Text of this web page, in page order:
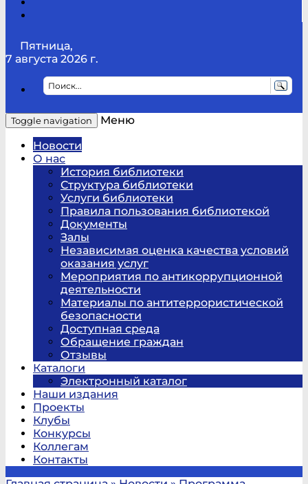
Пятница,
7 августа 2026 г.
Toggle navigation
Меню
Новости
О нас
История библиотеки
Структура библиотеки
Услуги библиотеки
Правила пользования библиотекой
Документы
Залы
Независимая оценка качества условий
оказания услуг
Мероприятия по антикоррупционной
деятельности
Материалы по антитеррористической
безопасности
Доступная среда
Обращение граждан
Отзывы
Каталоги
Электронный каталог
Наши издания
Проекты
Клубы
Конкурсы
Коллегам
Контакты